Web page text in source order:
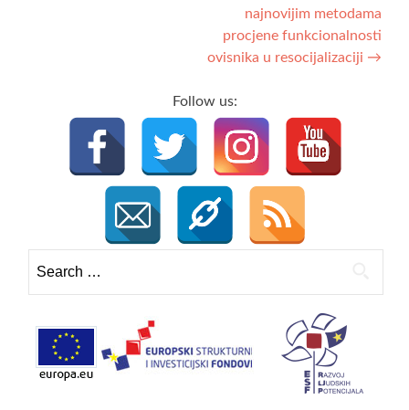
najnovijim metodama
procjene funkcionalnosti
ovisnika u resocijalizaciji →
Follow us:
for: